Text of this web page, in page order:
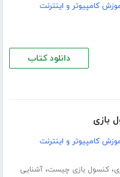
کامپیوتر و اینترنت
دانلود کتاب
بازی
کامپیوتر و اینترنت
،کنسول بازی چیست،آشنایی